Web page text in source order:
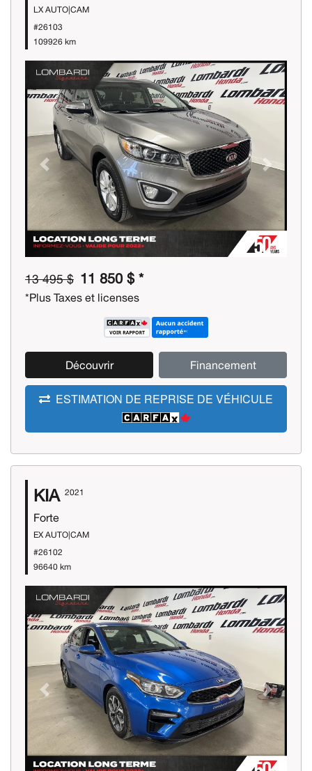
LX AUTO|CAM
#26103
109926 km
Previous Next
13 495 $ 11 850 $ *
*Plus Taxes et licenses
Découvrir Financement
ESTIMATION DE REPRISE DE VÉHICULE
KIA 2021
Forte
EX AUTO|CAM
#26102
96640 km
Previous Next